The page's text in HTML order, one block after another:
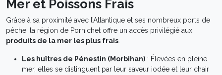
Mer et Poissons Frais
Grâce à sa proximité avec l’Atlantique et ses nombreux ports de
pêche, la région de Pornichet offre un accès privilégié aux
produits de la mer les plus frais
Les huîtres de Pénestin (Morbihan) : Élevées en pleine
mer, elles se distinguent par leur saveur iodée et leur chair